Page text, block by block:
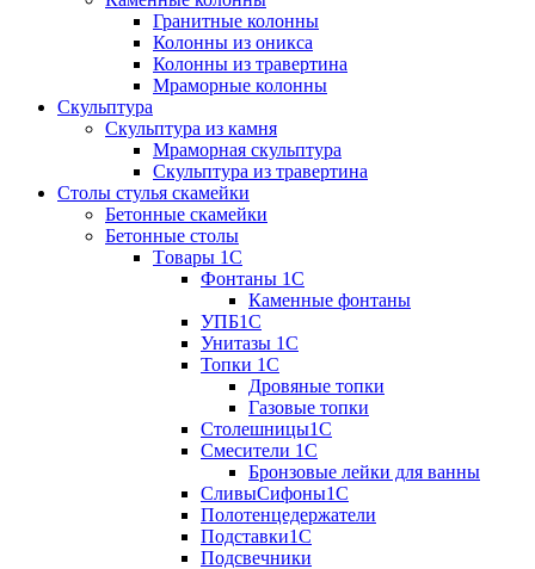
Гранитные колонны
Колонны из оникса
Колонны из травертина
Мраморные колонны
Скульптура
Скульптура из камня
Мраморная скульптура
Скульптура из травертина
Столы стулья скамейки
Бетонные скамейки
Бетонные столы
Tовары 1C
Фонтаны 1C
Каменные фонтаны
УПБ1С
Унитазы 1С
Топки 1С
Дровяные топки
Газовые топки
Столешницы1С
Смесители 1С
Бронзовые лейки для ванны
СливыСифоны1С
Полотенцедержатели
Подставки1С
Подсвечники